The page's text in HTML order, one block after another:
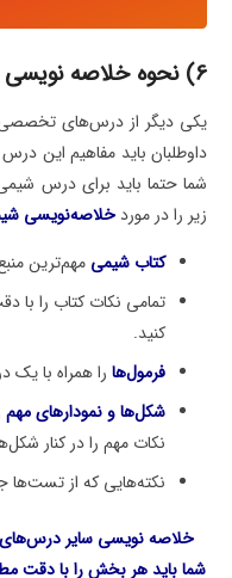
6) نحوه خلاصه نویسی شیمی
یکی دیگر از درس‌های
داوطلبان باید مفاهیم این
شما حتما باید برای درس
زیر را در مورد خلاصه‌نویسی
کتاب شیمی مهم‌ترین
تمامی نکات کتاب را با
کنید.
فرمول‌ها را همراه با
شکل‌ها و نمودارهای مهم
نکات مهم را در کنار
نکته‌هایی که از تست‌ها
خلاصه نویسی سایر
شما باید هر بخش را با دقت